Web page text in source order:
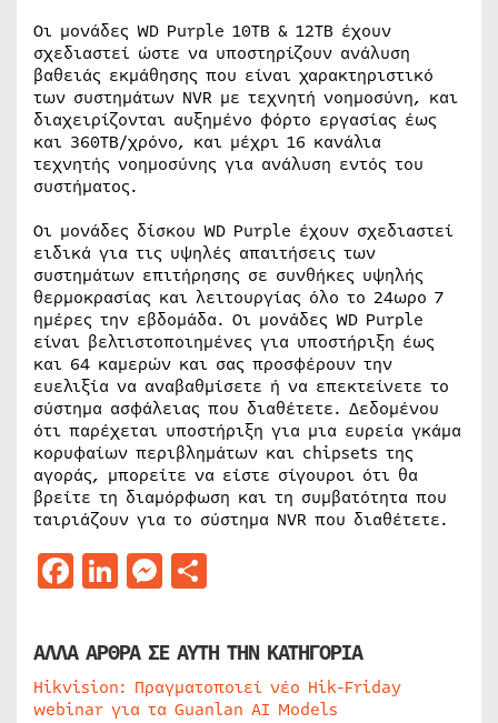
Οι μονάδες WD Purple 10TB & 12TB έχουν
σχεδιαστεί ώστε να υποστηρίζουν ανάλυση
βαθειάς εκμάθησης που είναι χαρακτηριστικό
των συστημάτων NVR με τεχνητή νοημοσύνη, και
διαχειρίζονται αυξημένο φόρτο εργασίας έως
και 360TB/χρόνο, και μέχρι 16 κανάλια
τεχνητής νοημοσύνης για ανάλυση εντός του
συστήματος.
Οι μονάδες δίσκου WD Purple έχουν σχεδιαστεί
ειδικά για τις υψηλές απαιτήσεις των
συστημάτων επιτήρησης σε συνθήκες υψηλής
θερμοκρασίας και λειτουργίας όλο το 24ωρο 7
ημέρες την εβδομάδα. Οι μονάδες WD Purple
είναι βελτιστοποιημένες για υποστήριξη έως
και 64 καμερών και σας προσφέρουν την
ευελιξία να αναβαθμίσετε ή να επεκτείνετε το
σύστημα ασφάλειας που διαθέτετε. Δεδομένου
ότι παρέχεται υποστήριξη για μια ευρεία γκάμα
κορυφαίων περιβλημάτων και chipsets της
αγοράς, μπορείτε να είστε σίγουροι ότι θα
βρείτε τη διαμόρφωση και τη συμβατότητα που
ταιριάζουν για το σύστημα NVR που διαθέτετε.
Facebook
LinkedIn
Messenger
ΑΛΛΑ ΑΡΘΡΑ ΣΕ ΑΥΤΗ ΤΗΝ ΚΑΤΗΓΟΡΙΑ
Hikvision: Πραγματοποιεί νέο Hik-Friday
webinar για τα Guanlan AI Models